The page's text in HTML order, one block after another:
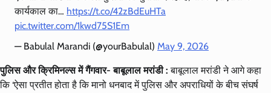
कार्यकाल का… https://t.co/42zBdEuHTa
pic.twitter.com/1kwd75S1Em
— Babulal Marandi (@yourBabulal) May 9, 2026
पुलिस और क्रिमिनल्स में गैंगवार- बाबूलाल मरांडी : बाबूलाल मरांडी ने आगे कहा
कि ‘ऐसा प्रतीत होता है कि मानो धनबाद में पुलिस और अपराधियों के बीच संघर्ष